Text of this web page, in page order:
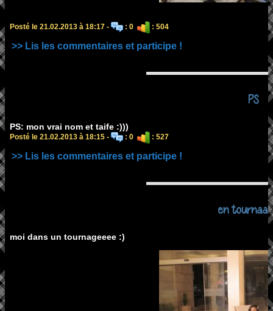
Posté le 21.02.2013 à 18:17 - : 0 : 504
>> Lis les commentaires et participe !
PS
PS: mon vrai nom et taife :)))
Posté le 21.02.2013 à 18:15 - : 0 : 527
>> Lis les commentaires et participe !
en
moi dans un tournageeee :)